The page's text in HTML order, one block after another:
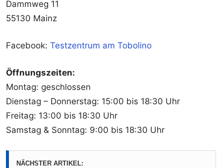
Dammweg 11
55130 Mainz
Facebook: Testzentrum am Tobolino
Öffnungszeiten:
Montag: geschlossen
Dienstag – Donnerstag: 15:00 bis 18:30 Uhr
Freitag: 13:00 bis 18:30 Uhr
Samstag & Sonntag: 9:00 bis 18:30 Uhr
NÄCHSTER ARTIKEL: